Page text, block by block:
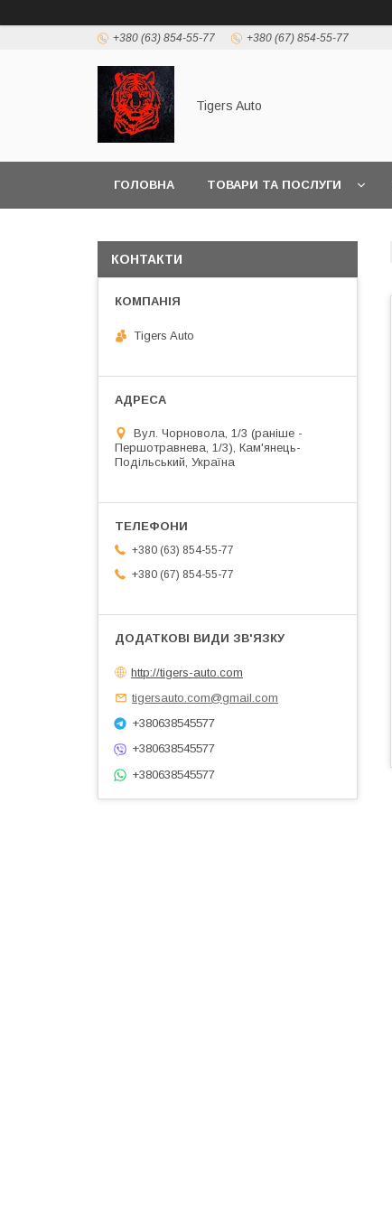
+380 (63) 854-55-77 +380 (67) 854-55-77
Tigers Auto
ГОЛОВНА ТОВАРИ ТА ПОСЛУГИ
КОНТАКТИ
Tigers Auto
Вул. Чорновола, 1/3 (раніше -
Першотравнева, 1/3), Кам'янець-
Подільський, Україна
+380 (63) 854-55-77
+380 (67) 854-55-77
http://tigers-auto.com
tigersauto.com@gmail.com
+380638545577
+380638545577
+380638545577